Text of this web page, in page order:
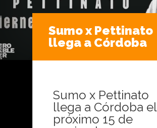
Sumo x Pettinato
llega a Córdoba
Sumo x Pettinato
llega a Córdoba el
próximo 15 de